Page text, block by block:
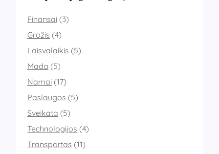
Finansai (3)
Grožis (4)
Laisvalaikis (5)
Mada (5)
Namai (17)
Paslaugos (5)
Sveikata (5)
Technologijos (4)
Transportas (11)